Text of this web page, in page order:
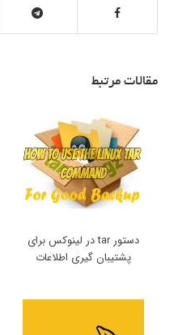
مقالات مرتبط
دستور tar در لینوکس برای
پشتیبان گیری اطلاعات